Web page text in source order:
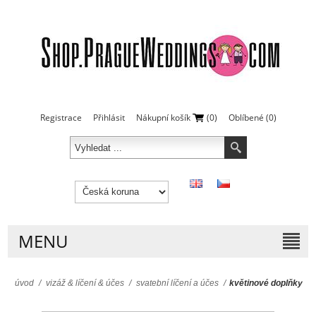
Registrace Přihlásit Nákupní košík (0) Oblíbené (0)
MENU
úvod / vizáž & líčení & účes / svatební líčení a účes / květinové doplňky